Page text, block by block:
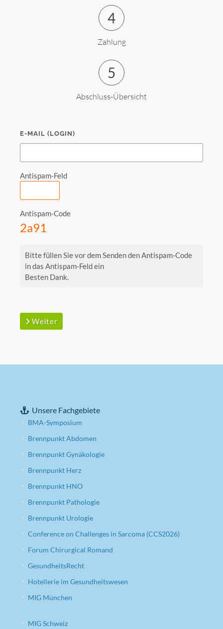
4
Zahlung
5
Abschluss-Übersicht
E-MAIL (LOGIN)
Antispam-Feld
Antispam-Code
2a91
Bitte füllen Sie vor dem Senden den Antispam-Code
in das Antispam-Feld ein
Besten Dank.
Weiter
Unsere Fachgebiete
BMA-Symposium
Brennpunkt Abdomen
Brennpunkt Gynäkologie
Brennpunkt Herz
Brennpunkt HNO
Brennpunkt Pathologie
Brennpunkt Urologie
Conference on Challenges in Sarcoma (CCS2026)
Forum Chirurgical Romand
GesundheitsRecht
Hotellerie im Gesundheitswesen
MIG München
MIG Schweiz